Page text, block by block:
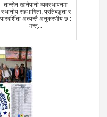
तान्सेन खानेपानी व्यवस्थापनमा
स्थानीय सहभागिता, प्रतिबद्धता र
पारदर्शिता अत्यन्तै अनुकरणीय छ :
मन्त्...